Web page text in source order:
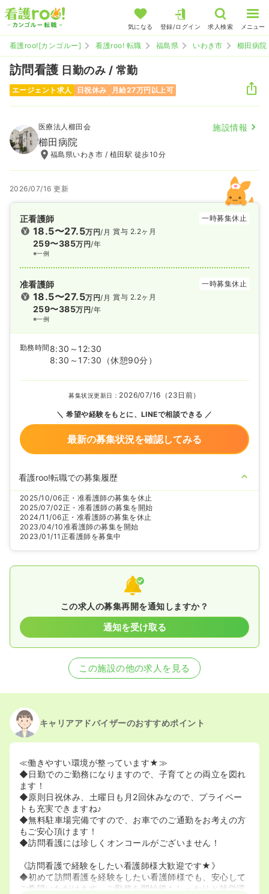
気になる 登録/ログイン 求人検索 メニュー
看護roo![カンゴルー] 看護roo! 転職 福島県 いわき市 櫛田病院
訪問看護 日勤のみ / 常勤
エージェント求人 日祝休み 月給27万円以上可
医療法人櫛田会 施設情報
櫛田病院
福島県いわき市 / 植田駅 徒歩10分
2026/07/16 更新
正看護師 一時募集休止
18.5〜27.5万円/月
259〜385万円/年
※一例
賞与 2.2ヶ月
准看護師 一時募集休止
18.5〜27.5万円/月
259〜385万円/年
※一例
賞与 2.2ヶ月
勤務時間 8:30～12:30
8:30～17:30
（休憩90分）
募集状況更新日： 2026/07/16（23日前）
希望や経験をもとに、LINEで相談できる
最新の募集状況を確認してみる
看護roo!転職での募集履歴
2025/10/06正・准看護師の募集を休止
2025/07/02正・准看護師の募集を開始
2024/11/06正・准看護師の募集を休止
2023/04/10准看護師の募集を開始
2023/01/11 正看護師を募集中
この求人の募集再開を通知しますか？
通知を受け取る
この施設の他の求人を見る
キャリアアドバイザーのおすすめポイント
≪働きやすい環境が整っています★≫
◆日勤でのご勤務になりますので、子育てとの両立を図れ
ます！
◆原則日祝休み、土曜日も月2回休みなので、プライベー
トも充実できますね♪
◆無料駐車場完備ですので、お車でのご通勤をお考えの方
もご安心頂けます！
◆訪問看護には珍しくオンコールがございません！
《訪問看護で経験をしたい看護師様大歓迎です★》
◆初めて訪問看護を経験をしたい看護師様でも、安心して
ご希望いただけます。ご勤務を開始後もしっかりと就労環